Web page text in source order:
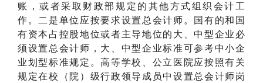
账，或者采取财政部规定的其他方式组织会计工
作。二是单位应按要求设置总会计师。国有的和国
有资本占控股地位或者主导地位的大、中型企业必
须设置总会计师，大、中型企业标准可参考中小企
业划型标准规定。高等学校、公立医院应按照有关
规定在校（院）级行政领导成员中设置总会计师岗